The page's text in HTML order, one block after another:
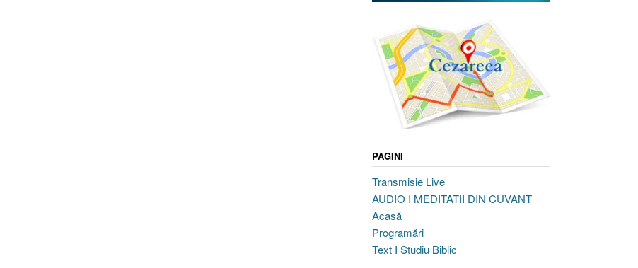
PAGINI
Transmisie Live
AUDIO I MEDITATII DIN CUVANT
Acasă
Programări
Text I Studiu Biblic